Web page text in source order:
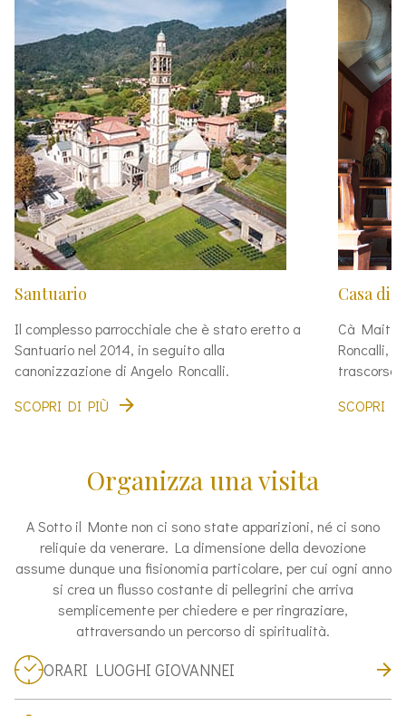
Santuario
Il complesso parrocchiale che è stato eretto a
Santuario nel 2014, in seguito alla
canonizzazione di Angelo Roncalli.
SCOPRI DI PIÙ
Casa di
Cà
Roncalli,
trascorse
SCOPRI
Organizza una visita
A Sotto il Monte non ci sono state apparizioni, né ci sono
reliquie da venerare. La dimensione della devozione
assume dunque una fisionomia particolare, per cui ogni anno
si crea un flusso costante di pellegrini che arriva
semplicemente per chiedere e per ringraziare,
attraversando un percorso di spiritualità.
ORARI LUOGHI GIOVANNEI